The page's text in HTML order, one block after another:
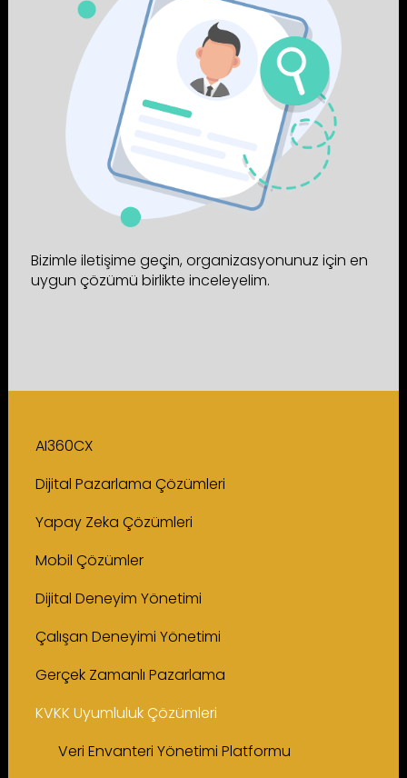
Bizimle iletişime geçin, organizasyonunuz için en
uygun çözümü birlikte inceleyelim.
AI360CX
Dijital Pazarlama Çözümleri
Yapay Zeka Çözümleri
Mobil Çözümler
Dijital Deneyim Yönetimi
Çalışan Deneyimi Yönetimi
Gerçek Zamanlı Pazarlama
KVKK Uyumluluk Çözümleri
Veri Envanteri Yönetimi Platformu